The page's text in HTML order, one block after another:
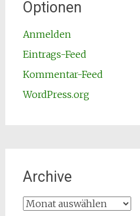
Optionen
Anmelden
Eintrags-Feed
Kommentar-Feed
WordPress.org
Archive
Archive